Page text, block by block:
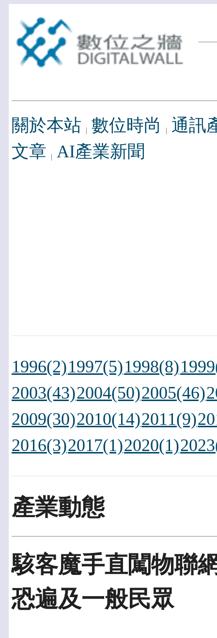
關於本站 數位時尚
通訊
文章 AI產業新聞
1996(2)1997(5)1998(8)
2003(43)2004(50)2005(46)
2009(30)2010(14)2011(9)
2016(3)2017(1)2020(1)
產業動態
駭客魔手直闖物聯
恐遍及一般民眾